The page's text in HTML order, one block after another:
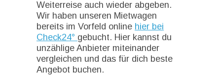
Weiterreise auch wieder abgeben.
Wir haben unseren Mietwagen
bereits im Vorfeld online hier bei
Check24° gebucht. Hier kannst du
unzählige Anbieter miteinander
vergleichen und das für dich beste
Angebot buchen.